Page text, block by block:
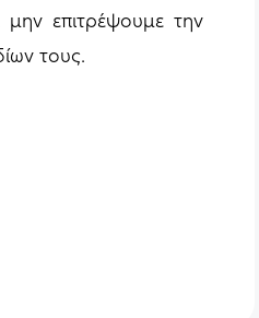
επιτρέψουμε την
τους.